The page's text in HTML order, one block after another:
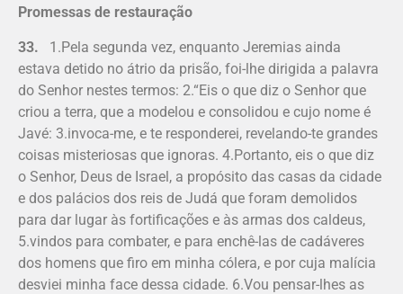
Promessas de restauração
33. 1.Pela segunda vez, enquanto Jere­mias ainda
estava detido no átrio da prisão, foi-lhe dirigida a palavra
do Senhor nestes termos: 2.“Eis o que diz o Senhor que
criou a terra, que a modelou e consolidou e cujo nome é
Javé: 3.invoca-me, e te responderei, revelando-te grandes
coisas misteriosas que ignoras. 4.Portanto, eis o que diz
o Senhor, Deus de Israel, a propósito das casas da cidade
e dos palácios dos reis de Judá que foram demolidos
para dar lugar às fortificações e às armas dos caldeus,
5.vindos para combater, e para enchê-las de cadáveres
dos homens que firo em minha cólera, e por cuja malícia
desviei minha face dessa cidade. 6.Vou pensar-lhes as